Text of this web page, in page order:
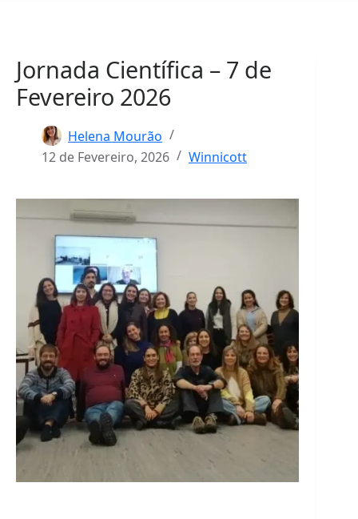
Jornada Científica – 7 de
Fevereiro 2026
Helena Mourão
12 de Fevereiro, 2026
Winnicott